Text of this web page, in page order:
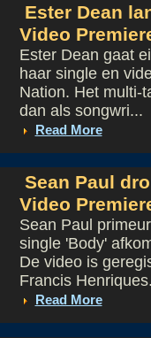
Ester Dean
Video
Ester Dean gaat
haar single en
Nation. Het multi-
dan als songwri...
Read More
Sean Paul
Video
Sean Paul
single 'Body'
De video is
Francis
Read More